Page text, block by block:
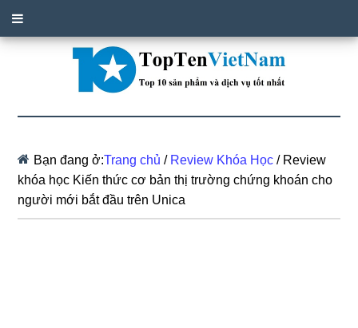
Bạn đang ở:Trang chủ / Review Khóa Học /Review
khóa học Kiến thức cơ bản thị trường chứng khoán cho
người mới bắt đầu trên Unica